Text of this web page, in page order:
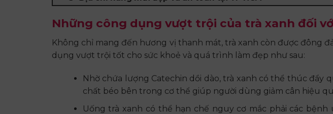
Những công dụng vượt trội của trà xanh đối
Không chỉ mang đến hương vị thanh mát, trà xanh còn được đông
dụng vượt trội tốt cho sức khoẻ và quá trình làm đẹp như sau:
Nhờ chứa lượng Catechin dồi dào, trà xanh có thể thúc đẩy
chất béo bên trong cơ thể giúp người dùng giảm cân hiệu
Uống trà xanh có thể hạn chế nguy cơ mắc phải các